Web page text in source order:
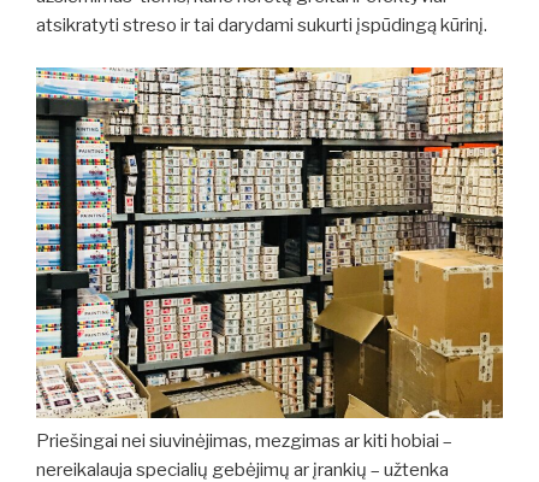
atsikratyti streso ir tai darydami sukurti įspūdingą kūrinį.
Priešingai nei siuvinėjimas, mezgimas ar kiti hobiai –
nereikalauja specialių gebėjimų ar įrankių – užtenka